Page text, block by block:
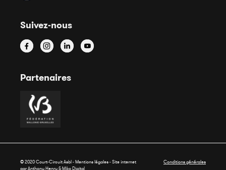
Suivez-nous
Partenaires
© 2020 Court-Circuit Asbl - Mentions légales - Site internet
par Anthony Henry &Miko Digital
Conditions générales